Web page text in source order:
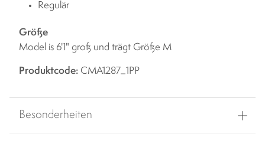
Regulär
Größe
Model is 6'1" groß und trägt Größe M
Produktcode: CMA1287_1PP
Besonderheiten